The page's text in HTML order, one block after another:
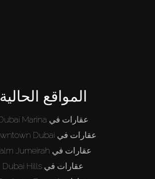
المواقع الحالية
عقارات في Dubai Marina
عقارات في Downtown Dubai
عقارات في Palm Jumeirah
عقارات في Dubai Hills